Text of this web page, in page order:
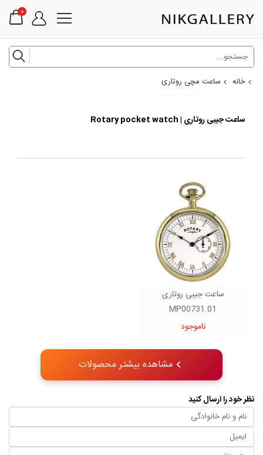
0
خانه ساعت مچی روتاری
ساعت جیبی روتاری | Rotary pocket watch
ساعت جیبی روتاری
MP00731.01
ناموجود
مشاهده بیشتر محصولات
نظر خود را ارسال کنید